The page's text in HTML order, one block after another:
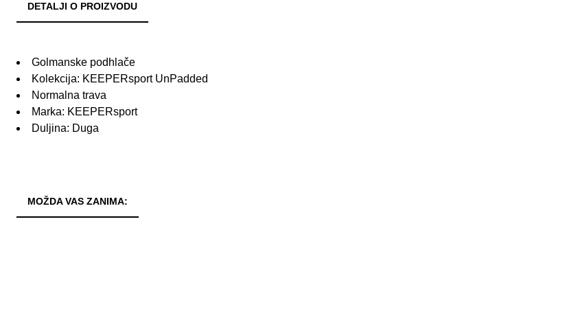
DETALJI O PROIZVODU
Golmanske podhlače
Kolekcija: KEEPERsport UnPadded
Normalna trava
Marka: KEEPERsport
Duljina: Duga
MOŽDA VAS ZANIMA: